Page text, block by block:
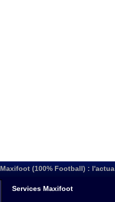
Maxifoot (100% Football) :
Services Maxifoot